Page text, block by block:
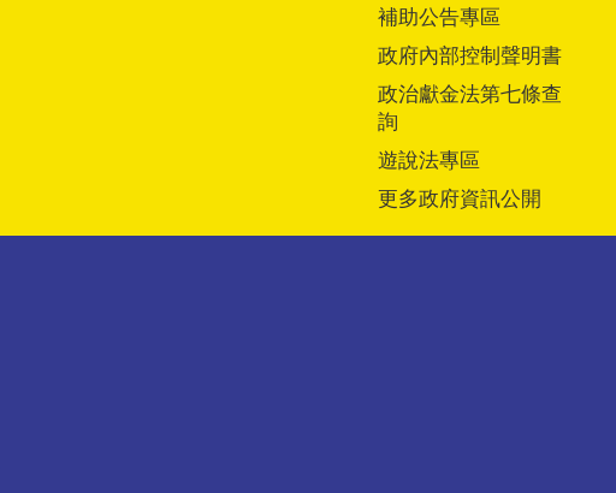
補助公告專區
政府內部控制聲明書
政治獻金法第七條查
詢
遊說法專區
更多政府資訊公開